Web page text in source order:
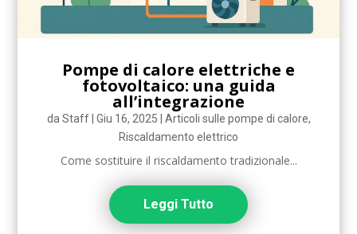
Pompe di calore elettriche e
fotovoltaico: una guida
all’integrazione
daStaff| Giu 16, 2025 Articoli sulle pompe di calore,
Riscaldamento elettrico
Come sostituire il riscaldamento tradizionale...
Leggi Tutto